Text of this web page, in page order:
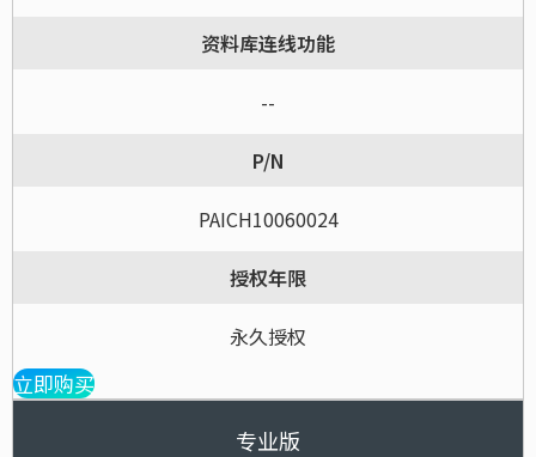
资料库连线功能
--
P/N
PAICH10060024
授权年限
永久授权
立即购买
专业版